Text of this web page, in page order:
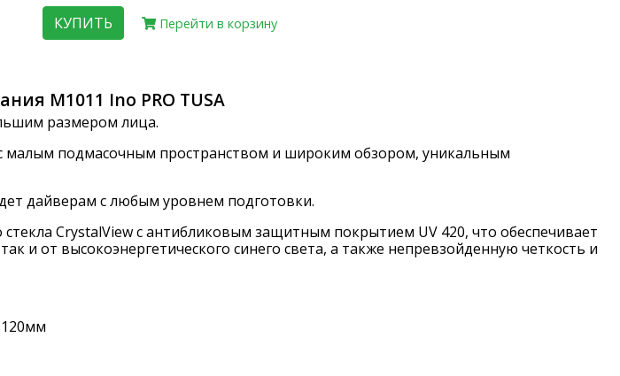
КУПИТЬ
Перейти в корзину
M1011 Ino PRO TUSA
размером лица.
малым подмасочным пространством и широким обзором, уникальным
дайверам с любым уровнем подготовки.
CrystalView с антибликовым защитным покрытием UV 420, что обеспечивает
и от высокоэнергетического синего света, а также непревзойденную четкость и